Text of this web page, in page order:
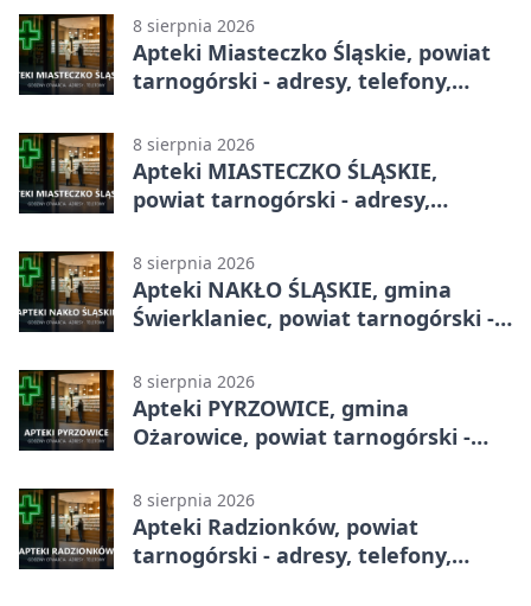
8 sierpnia 2026
Apteki Miasteczko Śląskie, powiat
tarnogórski - adresy, telefony,
8 sierpnia 2026
Apteki MIASTECZKO ŚLĄSKIE,
powiat tarnogórski - adresy,
8 sierpnia 2026
Apteki NAKŁO ŚLĄSKIE, gmina
Świerklaniec, powiat tarnogórski -
8 sierpnia 2026
Apteki PYRZOWICE, gmina
Ożarowice, powiat tarnogórski -
8 sierpnia 2026
Apteki Radzionków, powiat
tarnogórski - adresy, telefony,